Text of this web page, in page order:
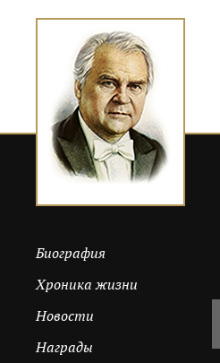
Биография
Хроника жизни
Новости
Награды